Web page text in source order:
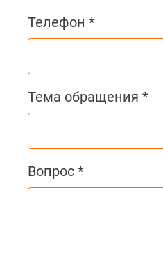
Телефон *
Тема обращения *
Вопрос *